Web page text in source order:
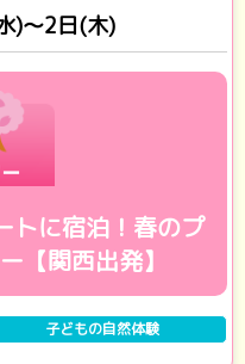
)～2日(木)
トに宿泊！春のプ
【関西出発】
子どもの自然体験